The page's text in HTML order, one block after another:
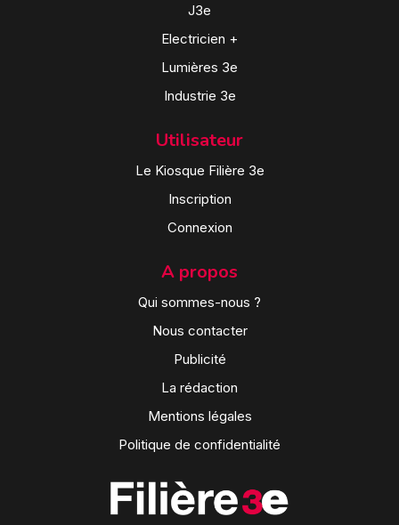
J3e
Electricien +
Lumières 3e
Industrie 3e
Utilisateur
Le Kiosque Filière 3e
Inscription
Connexion
A propos
Qui sommes-nous ?
Nous contacter
Publicité
La rédaction
Mentions légales
Politique de confidentialité